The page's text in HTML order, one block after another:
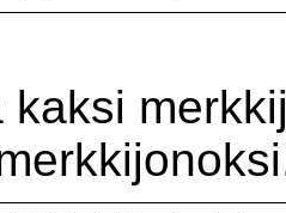
kaksi